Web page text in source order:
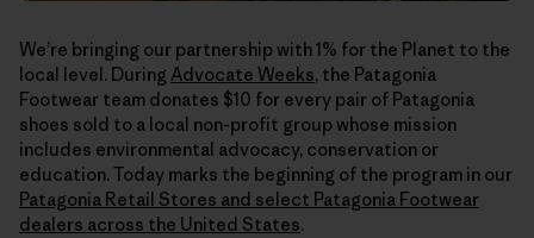
We’re bringing our partnership with 1% for the Planet to the
local level. During Advocate Weeks, the Patagonia
Footwear team donates $10 for every pair of Patagonia
shoes sold to a local non-profit group whose mission
includes environmental advocacy, conservation or
education. Today marks the beginning of the program in our
Patagonia Retail Stores and select Patagonia Footwear
dealers across the United States.